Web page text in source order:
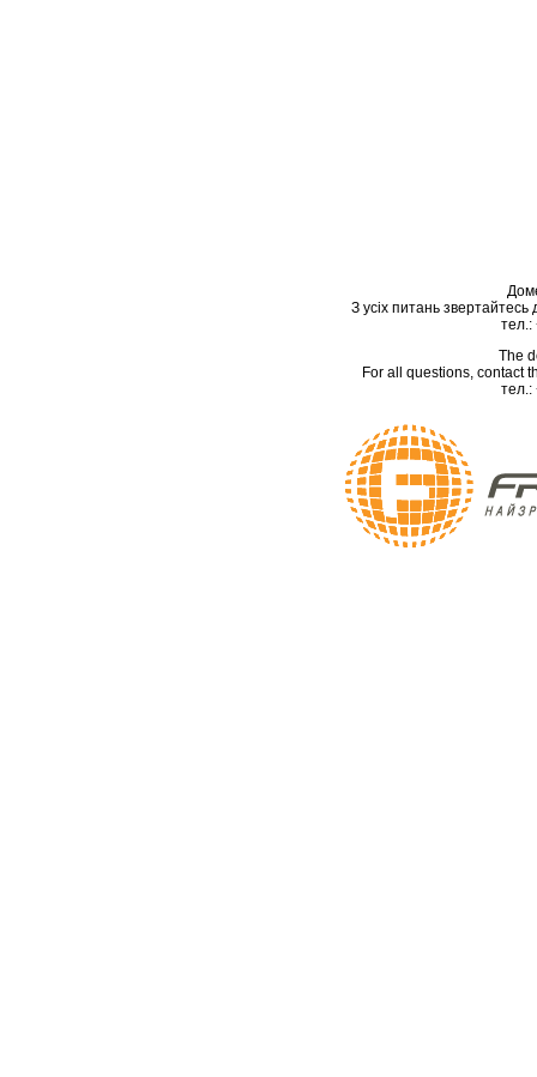
З усіх питань звертайтесь
тел.:
The
For all questions, contact
тел.: